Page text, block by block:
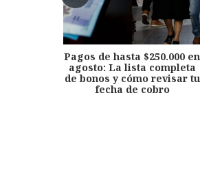
Pagos de hasta $250.000 en
agosto: La lista completa
de bonos y cómo revisar tu
fecha de cobro